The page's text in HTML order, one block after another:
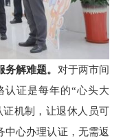
解难题。 对于两市间
证是每年的“心头大
机制，让退休人员可
中心办理认证，无需返